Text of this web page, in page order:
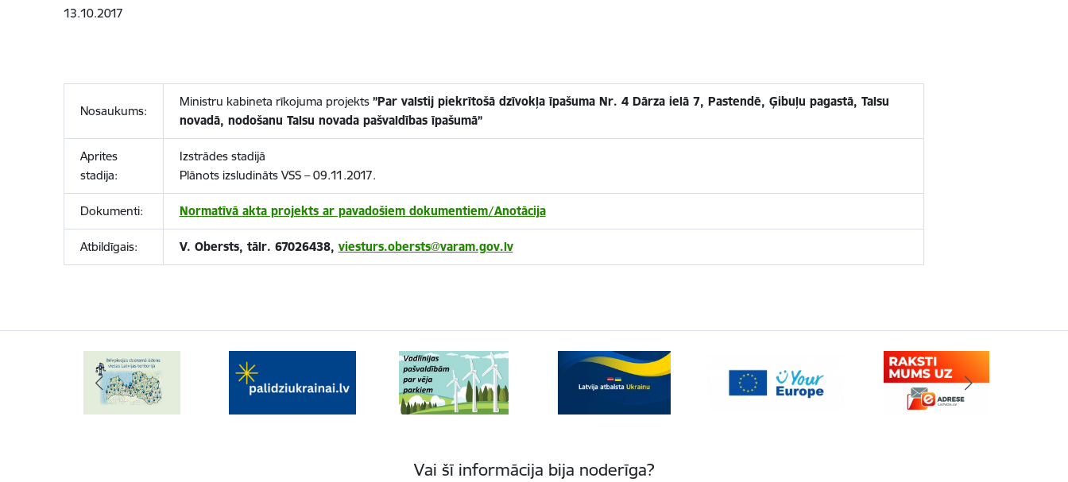
13.10.2017
Nosaukums:
Ministru kabineta rīkojuma projekts ”Par valstij piekrītošā dzīvokļa īpašuma Nr. 4 Dārza ielā 7, Pastendē, Ģibuļu pagastā, Talsu
novadā, nodošanu Talsu novada pašvaldības īpašumā”
Aprites
stadija:
Izstrādes stadijā
Plānots izsludināts VSS – 09.11.2017.
Dokumenti: Normatīvā akta projekts ar pavadošiem dokumentiem/Anotācija
Atbildīgais: V. Obersts, tālr. 67026438, viesturs.obersts@varam.gov.lv
Vai šī informācija bija noderīga?